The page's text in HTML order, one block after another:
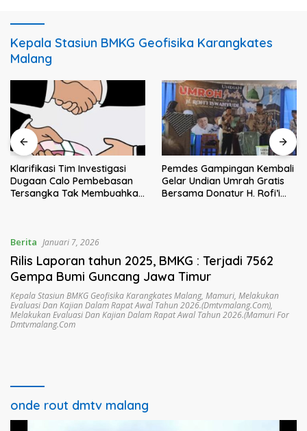
Kepala Stasiun BMKG Geofisika Karangkates
Malang
Klarifikasi Tim Investigasi
Dugaan Calo Pembebasan
Tersangka Tak Membuahkan
Pemdes Gampingan Kembali
Gelar Undian Umrah Gratis
Bersama Donatur H. Rofi’i
Berita Januari 7, 2026
Rilis Laporan tahun 2025, BMKG : Terjadi 7562
Gempa Bumi Guncang Jawa Timur
Kepala Stasiun BMKG Geofisika Karangkates Malang, Mamuri, Melakukan
Evaluasi Dan Kajian Dalam Rapat Awal Tahun 2026.(dmtvmalang.com),
Melakukan Evaluasi Dan Kajian Dalam Rapat Awal Tahun 2026.(Mamuri For
Dmtvmalang.com
onde rout dmtv malang